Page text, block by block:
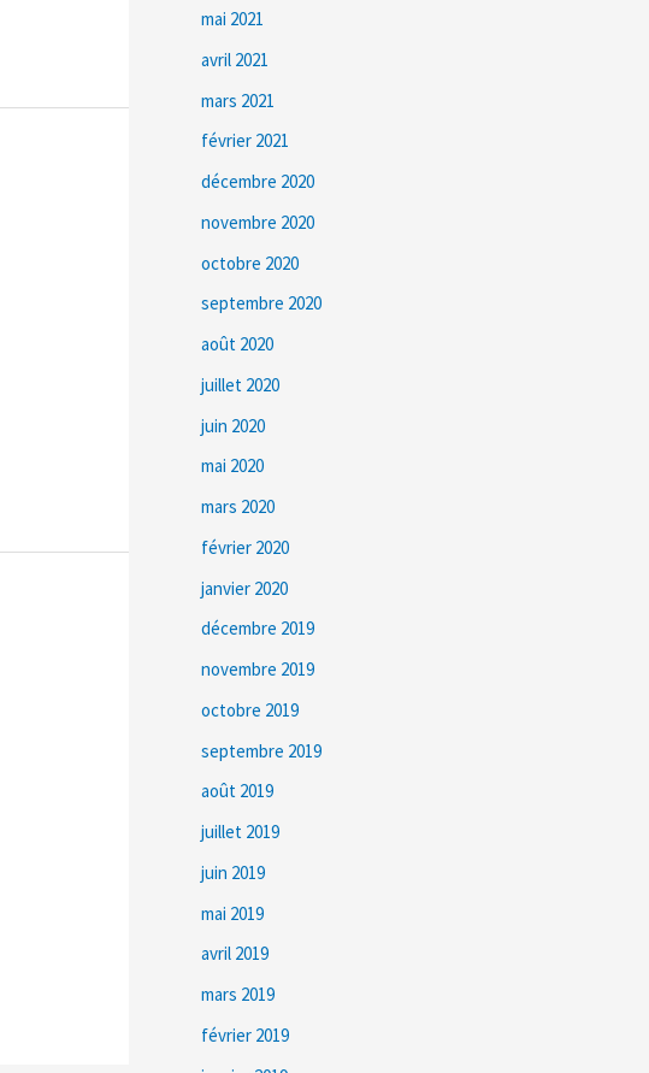
mai 2021
avril 2021
mars 2021
février 2021
décembre 2020
novembre 2020
octobre 2020
septembre 2020
août 2020
juillet 2020
juin 2020
mai 2020
mars 2020
février 2020
janvier 2020
décembre 2019
novembre 2019
octobre 2019
septembre 2019
août 2019
juillet 2019
juin 2019
mai 2019
avril 2019
mars 2019
février 2019